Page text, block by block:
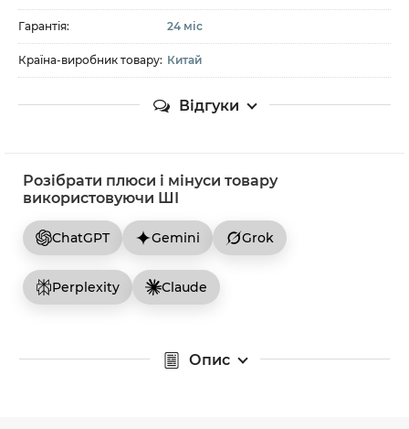
Гарантія: 24 міс
Країна-виробник товару: Китай
Відгуки
Розібрати плюси і мінуси товару
використовуючи ШІ
ChatGPT Gemini Grok
Perplexity Claude
Опис